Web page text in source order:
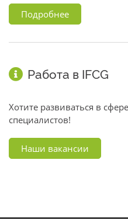
Подробнее
Работа в IFCG
Хотите развиваться в
специалистов!
Наши вакансии